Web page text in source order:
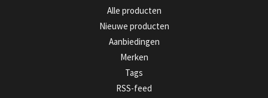
Alle producten
Nieuwe producten
Aanbiedingen
Merken
Tags
RSS-feed